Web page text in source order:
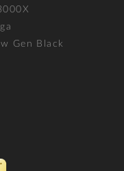
Gen Black